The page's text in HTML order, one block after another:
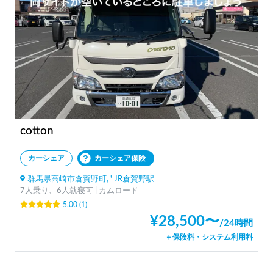
cotton
カーシェア カーシェア保険
群馬県高崎市倉賀野町, ' JR倉賀野駅
7人乗り、6人就寝可 | カムロード
5.00(1)
¥28,500〜/24時間
＋保険料・システム利用料